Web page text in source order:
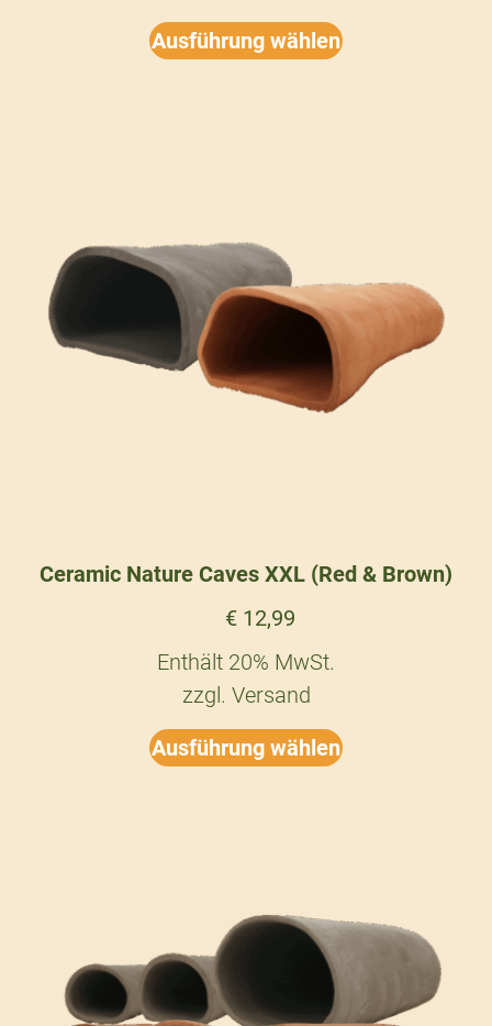
Ausführung wählen
Ceramic Nature Caves XXL (Red & Brown)
€12,99
Enthält 20% MwSt.
zzgl. Versand
Ausführung wählen